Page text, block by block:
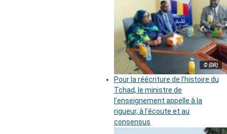
© (DR)
Pour la réécriture de l’histoire du
Tchad, le ministre de
l’enseignement appelle à la
rigueur, à l’écoute et au
consensus